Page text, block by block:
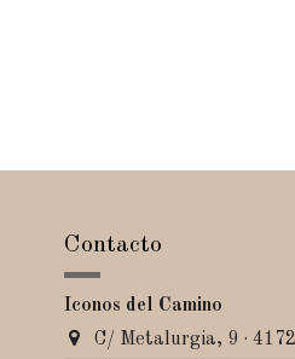
Contacto
Iconos del Camino
C/ Metalurgia, 9 ·